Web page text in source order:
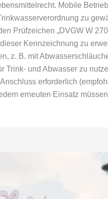
Mobile
zu
Prüfzeichen „DVGW W
Kennzeichnung zu
z. B. mit
Trink- und Abwasser zu
erforderlich
erneuten Einsatz